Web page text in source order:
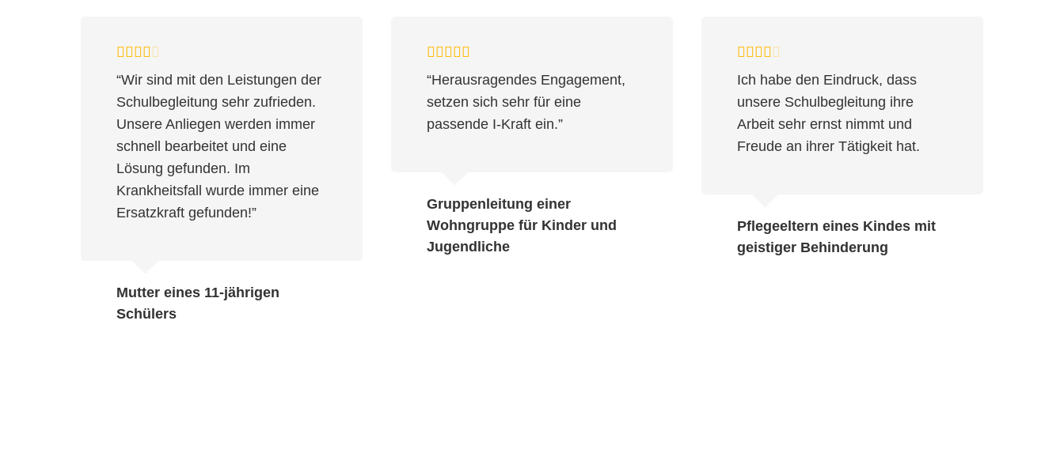
“Wir sind mit den Leistungen der
Schulbegleitung sehr zufrieden.
Unsere Anliegen werden immer
schnell bearbeitet und eine
Lösung gefunden. Im
Krankheitsfall wurde immer eine
Ersatzkraft gefunden!”
Mutter eines 11-jährigen
Schülers
“Herausragendes Engagement,
setzen sich sehr für eine
passende I-Kraft ein.”
Gruppenleitung einer
Wohngruppe für Kinder und
Jugendliche
Ich habe den Eindruck, dass
unsere Schulbegleitung ihre
Arbeit sehr ernst nimmt und
Freude an ihrer Tätigkeit hat.
Pflegeeltern eines Kindes mit
geistiger Behinderung